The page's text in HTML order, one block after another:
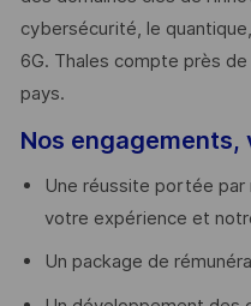
cybersécurité, le
6G. Thales compte près
pays. ​
Nos engagements,
Une réussite portée
votre expérience et
Un package de